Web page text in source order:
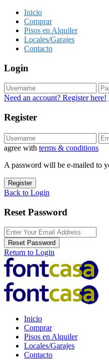
Inicio
Comprar
Pisos en Alquiler
Locales/Garajes
Contacto
Login
Need an account? Register here!
Register
agree with terms & conditions
A password will be e-mailed to
Register
Back to Login
Reset Password
Reset Password
Return to Login
Inicio
Comprar
Pisos en Alquiler
Locales/Garajes
Contacto